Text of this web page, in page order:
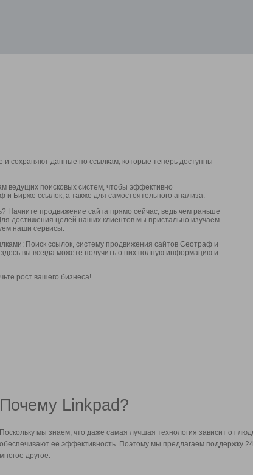
сохраняют данные по ссылкам, которые теперь доступны
ведущих поисковых систем, чтобы эффективно
Бирже ссылок, а также для самостоятельного анализа.
Начните продвижение сайта прямо сейчас, ведь чем раньше
достижения целей наших клиентов мы пристально изучаем
наши сервисы.
Поиск ссылок, систему продвижения сайтов Сеотраф и
вы всегда можете получить о них полную информацию и
рост вашего бизнеса!
Почему Linkpad?
Поскольку мы знаем, что даже самая лучшая технология зависит от
обеспечивают ее эффективность. Поэтому мы предлагаем поддержку
многое другое.